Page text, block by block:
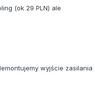
(ok 29 PLN) ale
wyjście zasilania